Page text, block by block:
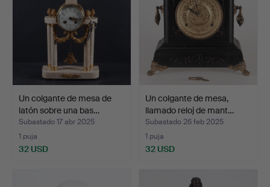
Un colgante de mesa de
latón sobre una bas…
Subastado 17 abr 2025
1 puja
32 USD
Un colgante de mesa,
llamado reloj de mant…
Subastado 26 feb 2025
1 puja
32 USD